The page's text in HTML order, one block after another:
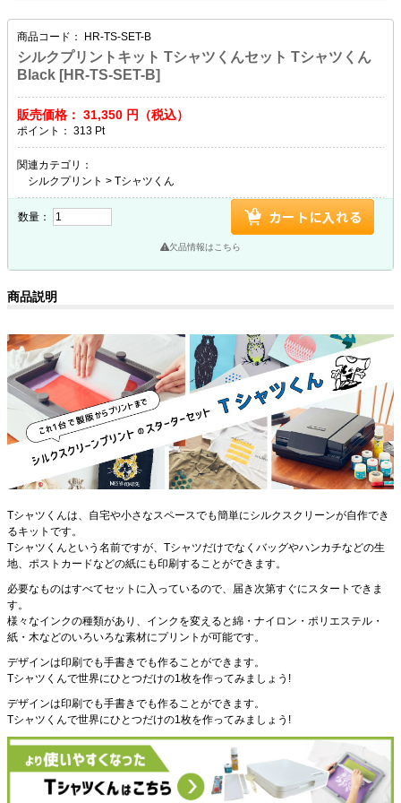
商品コード： HR-TS-SET-B
シルクプリントキット Tシャツくんセット Tシャツくん
Black [HR-TS-SET-B]
販売価格： 31,350 円（税込）
ポイント： 313 Pt
関連カテゴリ：
シルクプリント > Tシャツくん
数量：
欠品情報はこちら
商品説明
Tシャツくんは、自宅や小さなスペースでも簡単にシルクスクリーンが自作でき
るキットです。
Tシャツくんという名前ですが、Tシャツだけでなくバッグやハンカチなどの生
地、ポストカードなどの紙にも印刷することができます。
必要なものはすべてセットに入っているので、届き次第すぐにスタートできま
す。
様々なインクの種類があり、インクを変えると綿・ナイロン・ポリエステル・
紙・木などのいろいろな素材にプリントが可能です。
デザインは印刷でも手書きでも作ることができます。
Tシャツくんで世界にひとつだけの1枚を作ってみましょう!
デザインは印刷でも手書きでも作ることができます。
Tシャツくんで世界にひとつだけの1枚を作ってみましょう!